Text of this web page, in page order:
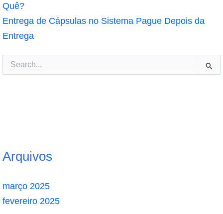
Quê?
Entrega de Cápsulas no Sistema Pague Depois da
Entrega
por:
Arquivos
março 2025
fevereiro 2025